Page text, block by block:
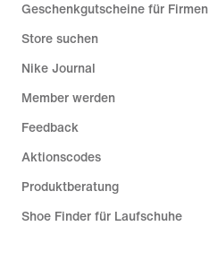
Geschenkgutscheine für Firmen
Store suchen
Nike Journal
Member werden
Feedback
Aktionscodes
Produktberatung
Shoe Finder für Laufschuhe